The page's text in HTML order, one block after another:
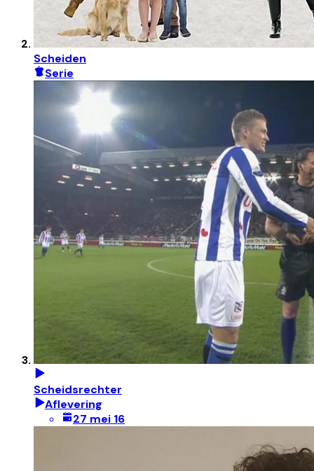
Scheiden
Serie
Scheidsrechter
Aflevering
27 mei 16